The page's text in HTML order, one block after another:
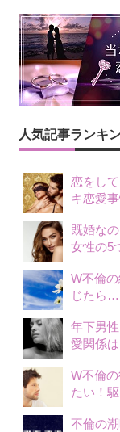
人気記事ランキ
恋をし
キ恋愛
既婚な
女性の5
W不倫
じたら…
年下男
愛関係
W不倫
たい！
不倫の